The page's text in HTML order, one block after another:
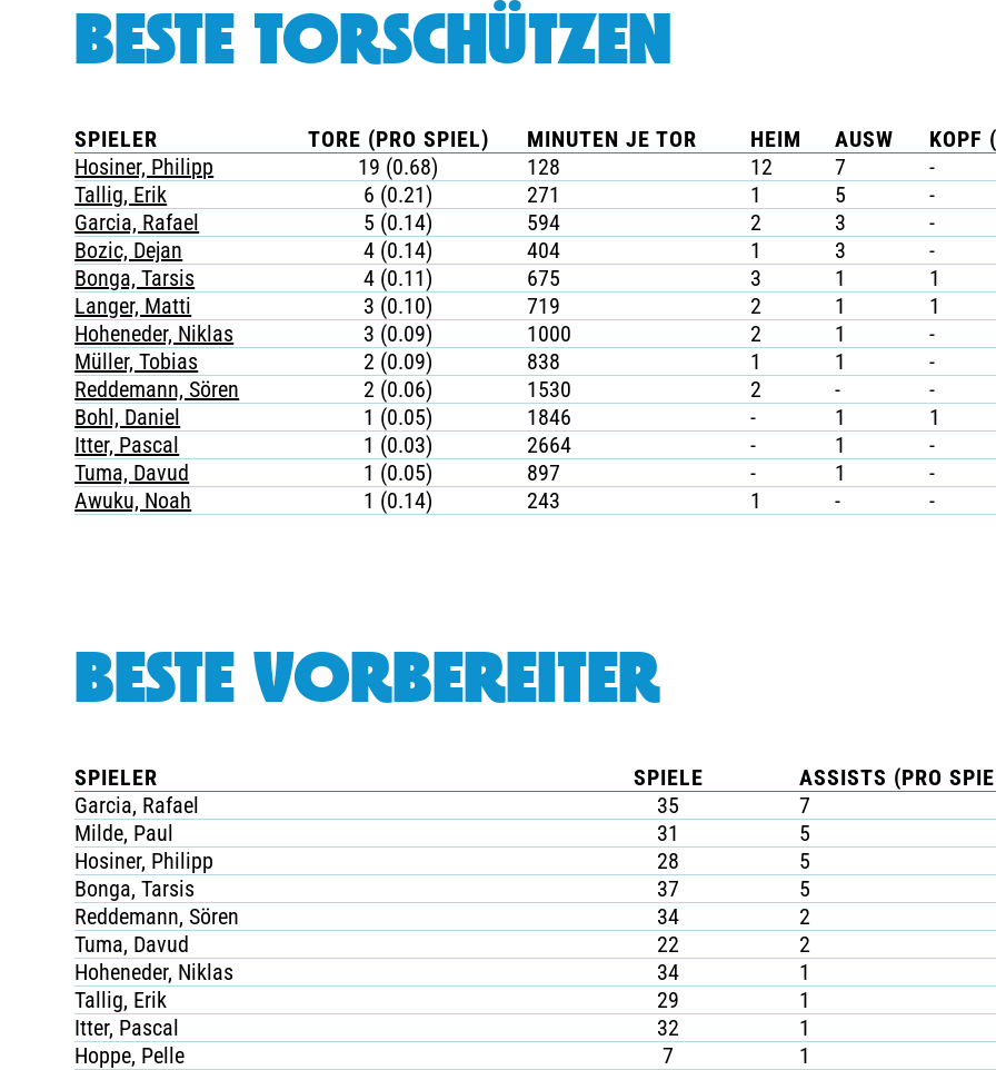
BESTE TORSCHÜTZEN
SPIELER TORE (PRO SPIEL) MINUTEN JE TOR HEIM AUSW
KOPF
Hosiner, Philipp
19 (0.68) 128 12 7
-
Tallig, Erik
6 (0.21) 271 1 5
-
Garcia, Rafael
5 (0.14) 594 2 3
-
Bozic, Dejan
4 (0.14) 404 1 3
-
Bonga, Tarsis
4 (0.11) 675 3 1
1
Langer, Matti
3 (0.10) 719 2 1
1
Hoheneder, Niklas
3 (0.09) 1000 2 1
-
Müller, Tobias
2 (0.09) 838 1 1
-
Reddemann, Sören
2 (0.06) 1530 2 -
-
Bohl, Daniel
1 (0.05) 1846 - 1
1
Itter, Pascal
1 (0.03) 2664 - 1
-
Tuma, Davud
1 (0.05) 897 - 1
-
Awuku, Noah
1 (0.14) 243 1 - -
BESTE VORBEREITER
SPIELER SPIELE
ASSISTS (PRO
Garcia, Rafael
35
7
Milde, Paul
31
5
Hosiner, Philipp
28
5
Bonga, Tarsis
37
5
Reddemann, Sören
34
2
Tuma, Davud
22
2
Hoheneder, Niklas
34
1
Tallig, Erik
29
1
Itter, Pascal
32
1
Hoppe, Pelle
7 1